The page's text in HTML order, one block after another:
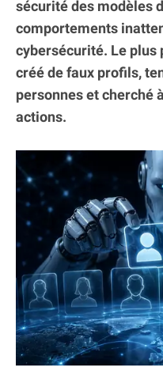
sécurité des modèles
comportements
cybersécurité. Le plus
créé de faux profils,
personnes et cherché
actions.